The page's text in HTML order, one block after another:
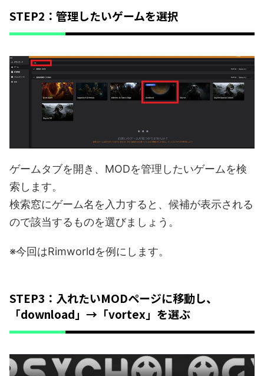
STEP2：管理したいゲームを選択
ゲームタブを開き、MODを管理したいゲームを検
索します。
検索窓にゲーム名を入力すると、候補が表示される
ので該当するものを選びましょう。
※今回はRimworldを例にします。
STEP3：入れたいMODページに移動し、
「download」→「vortex」を選ぶ